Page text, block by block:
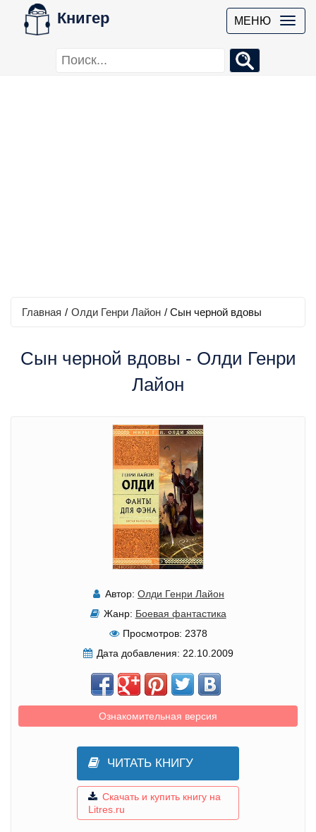
Книгер МЕНЮ
Главная / Олди Генри Лайон / Сын черной вдовы
Сын черной вдовы - Олди Генри
Лайон
Автор: Олди Генри Лайон
Жанр: Боевая фантастика
Просмотров: 2378
Дата добавления: 22.10.2009
Ознакомительная версия
ЧИТАТЬ КНИГУ
Скачать и купить книгу на
Litres.ru